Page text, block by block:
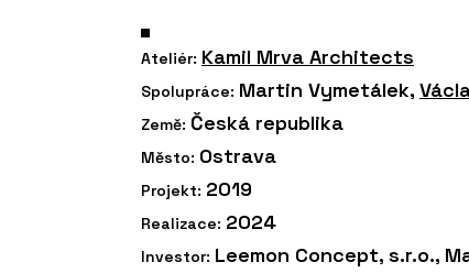
Ateliér: Kamil Mrva Architects
Spolupráce: Martin Vymetálek,
Země: Česká republika
Město: Ostrava
Projekt: 2019
Realizace: 2024
Investor: Leemon Concept, s.r.o.,